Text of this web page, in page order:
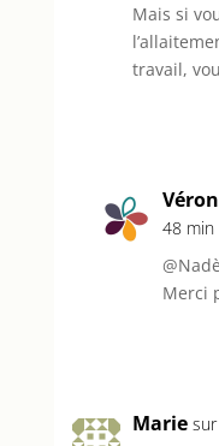
Mais si
travail,
48 min
Merci
Marie